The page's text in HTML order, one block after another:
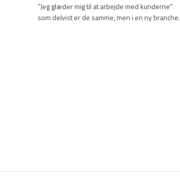
”Jeg glæder mig til at arbejde med kunderne”
som delvist er de samme, men i en ny branche.